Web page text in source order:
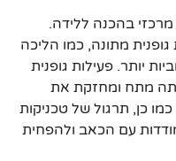
מרכזי בהכנה ללידה.
מתונה, כמו הליכה
יותר. פעילות גופנית
מתח ומחזקת את
כן, תרגול של טכניקות
עם הכאב ולהפחית